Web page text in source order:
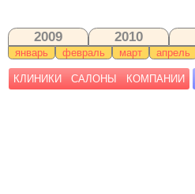
2009 2010
январь февраль март апрель
КЛИНИКИ САЛОНЫ КОМПАНИИ